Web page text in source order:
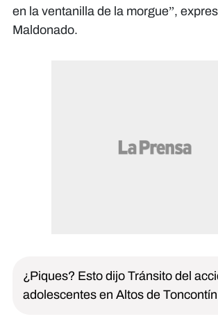
en la ventanilla de la morgue”,
Maldonado.
¿Piques? Esto dijo Tránsito del
adolescentes en Altos de Toncontín